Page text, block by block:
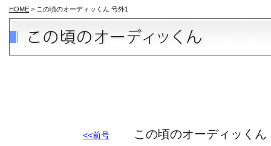
HOME > この頃のオーディッくん 号外1
<<前号 この頃のオーディッく